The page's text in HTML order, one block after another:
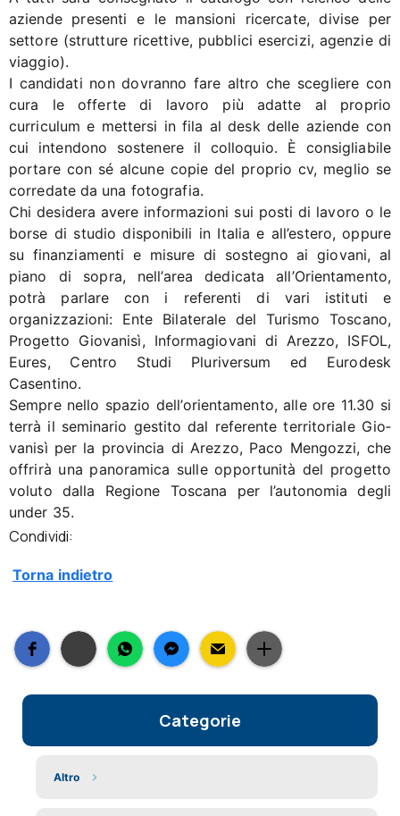
aziende presenti e le mansioni ricercate, divise per
settore (strutture ricettive, pubblici esercizi, agenzie di
viaggio).
I candidati non dovranno fare altro che scegliere con
cura le offerte di lavoro più adatte al proprio
curriculum e mettersi in fila al desk delle aziende con
cui intendono sostenere il colloquio. È consigliabile
portare con sé alcune copie del proprio cv, meglio se
corredate da una fotografia.
Chi desidera avere informazioni sui posti di lavoro o le
borse di studio disponibili in Italia e all’estero, oppure
su finanziamenti e misure di sostegno ai giovani, al
piano di sopra, nell’area dedicata all’Orientamento,
potrà parlare con i referenti di vari istituti e
organizzazioni: Ente Bilaterale del Turismo Toscano,
Progetto Giovanisì, Informagiovani di Arezzo, ISFOL,
Eures, Centro Studi Pluriversum ed Eurodesk
Casentino.
Sempre nello spazio dell’orientamento, alle ore 11.30 si
terrà il seminario gestito dal referente territoriale Gio­
vanisì per la provincia di Arezzo, Paco Mengozzi, che
offrirà una panoramica sulle opportunità del progetto
voluto dalla Regione Toscana per l’autonomia degli
under 35.
Condividi:
Torna indietro
Categorie
Altro